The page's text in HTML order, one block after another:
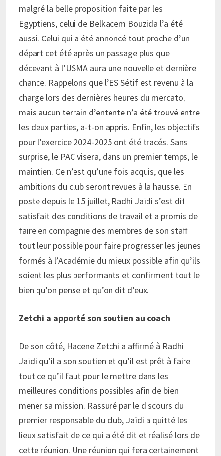
malgré la belle proposition faite par les
Egyptiens, celui de Belkacem Bouzida l’a été
aussi. Celui qui a été annoncé tout proche d’un
départ cet été après un passage plus que
décevant à l’USMA aura une nouvelle et dernière
chance. Rappelons que l’ES Sétif est revenu à la
charge lors des dernières heures du mercato,
mais aucun terrain d’entente n’a été trouvé entre
les deux parties, a-t-on appris. Enfin, les objectifs
pour l’exercice 2024-2025 ont été tracés. Sans
surprise, le PAC visera, dans un premier temps, le
maintien. Ce n’est qu’une fois acquis, que les
ambitions du club seront revues à la hausse. En
poste depuis le 15 juillet, Radhi Jaïdi s’est dit
satisfait des conditions de travail et a promis de
faire en compagnie des membres de son staff
tout leur possible pour faire progresser les jeunes
formés à l’Académie du mieux possible afin qu’ils
soient les plus performants et confirment tout le
bien qu’on pense et qu’on dit d’eux.
Zetchi a apporté son soutien au coach
De son côté, Hacene Zetchi a affirmé à Radhi
Jaïdi qu’il a son soutien et qu’il est prêt à faire
tout ce qu’il faut pour le mettre dans les
meilleures conditions possibles afin de bien
mener sa mission. Rassuré par le discours du
premier responsable du club, Jaïdi a quitté les
lieux satisfait de ce qui a été dit et réalisé lors de
cette réunion. Une réunion qui fera certainement